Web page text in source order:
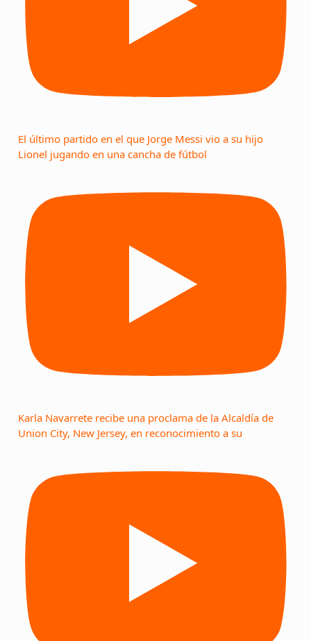
El último partido en el que Jorge Messi vio a su hijo
Lionel jugando en una cancha de fútbol
Karla Navarrete recibe una proclama de la Alcaldía de
Union City, New Jersey, en reconocimiento a su